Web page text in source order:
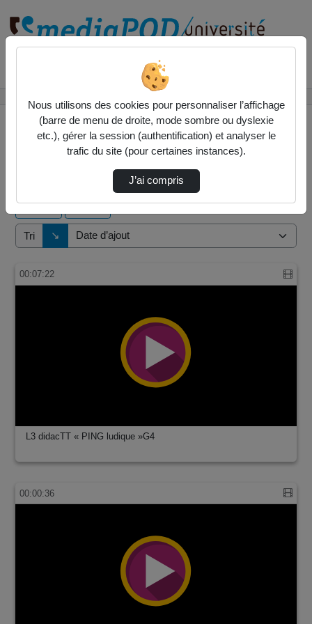
2 vidéos trouvées
Tri ↘
Direction de tri
00:07:22
L3 didacTT « PING ludique »G4
00:00:36
Nous utilisons des cookies pour personnaliser l’affichage
(barre de menu de droite, mode sombre ou dyslexie
etc.), gérer la session (authentification) et analyser le
trafic du site (pour certaines instances).
J’ai compris